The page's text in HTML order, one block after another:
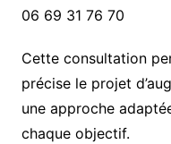
06 69 31 76 70
Cette consultation
précise le projet
une approche
chaque objectif.